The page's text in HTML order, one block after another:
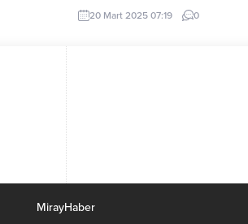
ve
Ahmet
bu...
konuk edecek. RAMS Park’ta saat
20.00’de başlayacak karşılaşma,
20 Mart 2025 07:19 0
MirayHaber